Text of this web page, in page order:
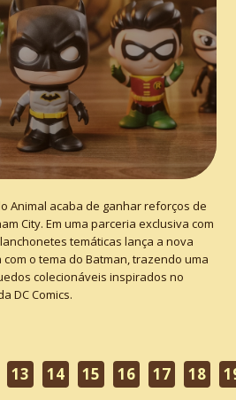
Animal acaba de ganhar reforços de
City. Em uma parceria exclusiva com
temáticas lança a nova
o tema do Batman, trazendo uma
colecionáveis inspirados no
DC Comics.
13 14 15 16 17 18